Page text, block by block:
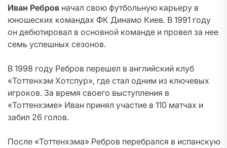
Иван Ребров начал свою футбольную карьеру в
юношеских командах ФК Динамо Киев. В 1991 году
он дебютировал в основной команде и провел за нее
семь успешных сезонов.
В 1998 году Ребров перешел в английский клуб
«Тоттенхэм Хотспур», где стал одним из ключевых
игроков. За время своего выступления в
«Тоттенхэме» Иван принял участие в 110 матчах и
забил 26 голов.
После «Тоттенхэма» Ребров перебрался в испанскую